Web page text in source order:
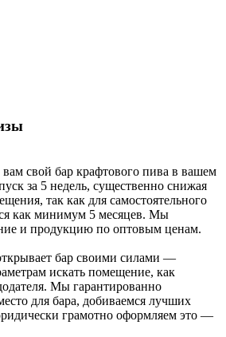
свой бар крафтового пива в вашем
за 5 недель, существенно снижая
так как для самостоятельного
как минимум 5 месяцев. Мы
и продукцию по оптовым ценам.
бар своими силами —
искать помещение, как
Мы гарантированно
для бара, добиваемся лучших
грамотно оформляем это —